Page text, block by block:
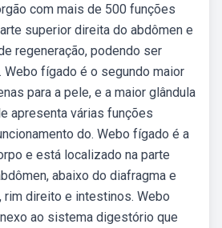
com mais de 500 funções
superior direita do abdômen e
regeneração, podendo ser
Webo fígado é o segundo maior
para a pele, e a maior glândula
apresenta várias funções
do. Webo fígado é a
e está localizado na parte
abaixo do diafragma e
rim direito e intestinos. Webo
ao sistema digestório que